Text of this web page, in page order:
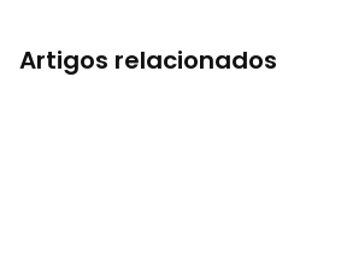
Artigos relacionados